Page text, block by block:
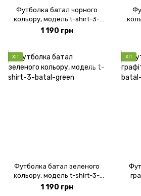
Футболка батал чорного
кольору, модель t-shirt-3-
batal-black
1 190 грн
кольору,
ХІТ
Футболка батал зеленого
кольору, модель t-shirt-3-
batal-green
1 190 грн
ХІТ
графіт,